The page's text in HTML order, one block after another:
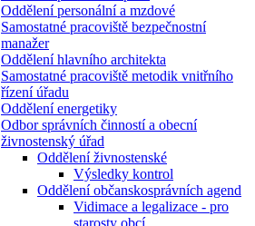
Oddělení personální a mzdové
Samostatné pracoviště bezpečnostní
manažer
Oddělení hlavního architekta
Samostatné pracoviště metodik vnitřního
řízení úřadu
Oddělení energetiky
Odbor správních činností a obecní
živnostenský úřad
Oddělení živnostenské
Výsledky kontrol
Oddělení občanskosprávních agend
Vidimace a legalizace - pro